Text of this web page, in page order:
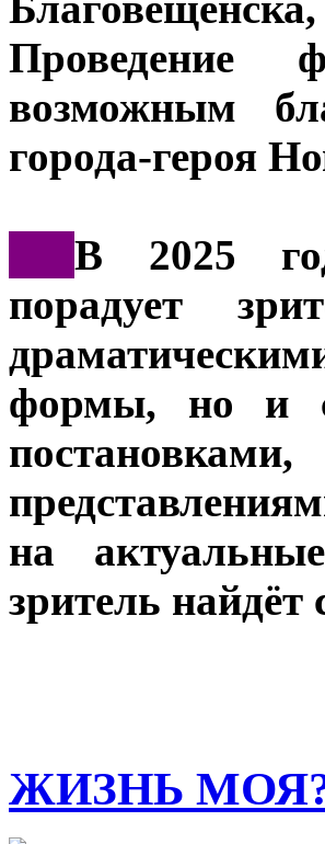
Проведение
возможным
города-героя
В 2025
порадует
формы, но и
на
зритель найдёт
ЖИЗНЬ